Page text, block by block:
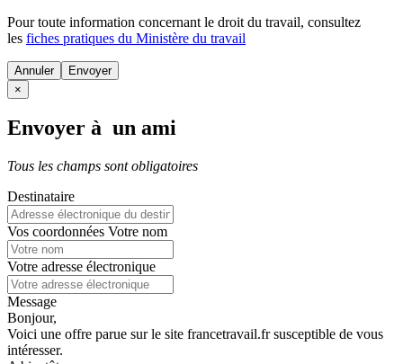
Pour toute information concernant le droit du travail, consultez
les fiches pratiques du Ministère du travail
Annuler
×
Envoyer à un ami
Tous les champs sont obligatoires
Destinataire
Vos coordonnées Votre nom
Votre adresse électronique
Message
Bonjour,
Voici une offre parue sur le site francetravail.fr susceptible de vous
intéresser.